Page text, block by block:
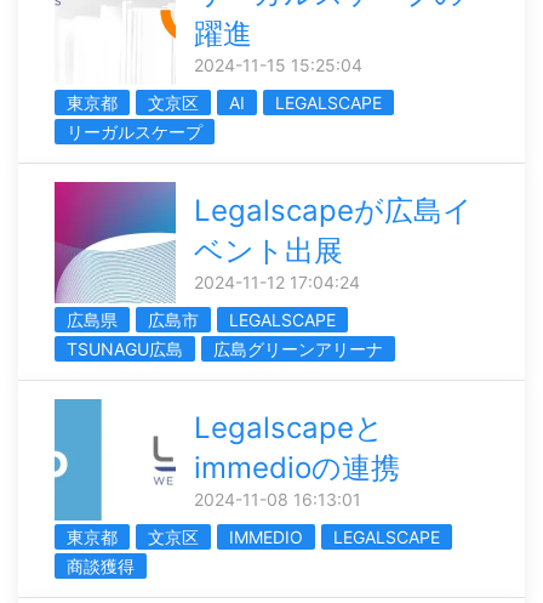
躍進
2024-11-15 15:25:04
東京都
文京区 AI
LEGALSCAPE
リーガルスケープ
Legalscapeが広島イ
ベント出展
2024-11-12 17:04:24
広島県
広島市
LEGALSCAPE
TSUNAGU広島
広島グリーンアリーナ
Legalscapeと
immedioの連携
2024-11-08 16:13:01
東京都
文京区 IMMEDIO
LEGALSCAPE
商談獲得